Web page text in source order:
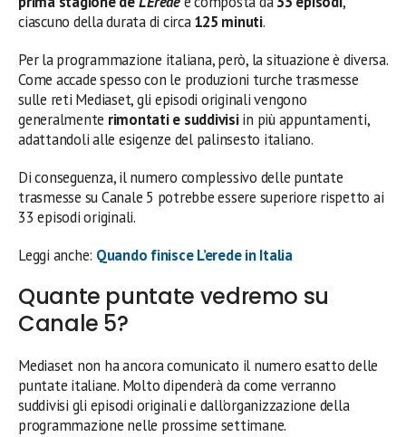
ciascuno della durata di circa125 minuti.
Per la programmazione italiana, però, la situazione è diversa.
Come accade spesso con le produzioni turche trasmesse
sulle reti Mediaset, gli episodi originali vengono
generalmente rimontati e suddivisiin più appuntamenti,
adattandoli alle esigenze del palinsesto italiano.
Di conseguenza, il numero complessivo delle puntate
trasmesse su Canale 5 potrebbe essere superiore rispetto ai
33 episodi originali.
Leggi anche: Quando finisce L’erede in Italia
Quante puntate vedremo su
Canale 5?
Mediaset non ha ancora comunicato il numero esatto delle
puntate italiane. Molto dipenderà da come verranno
suddivisi gli episodi originali e dall’organizzazione della
programmazione nelle prossime settimane.